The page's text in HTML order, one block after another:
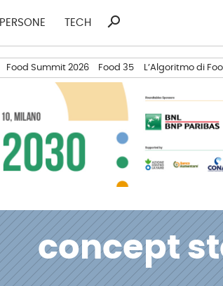
PERSONE TECH
Ricerca
search
Food Summit 2026 Food 35 L’Algoritmo di
concept